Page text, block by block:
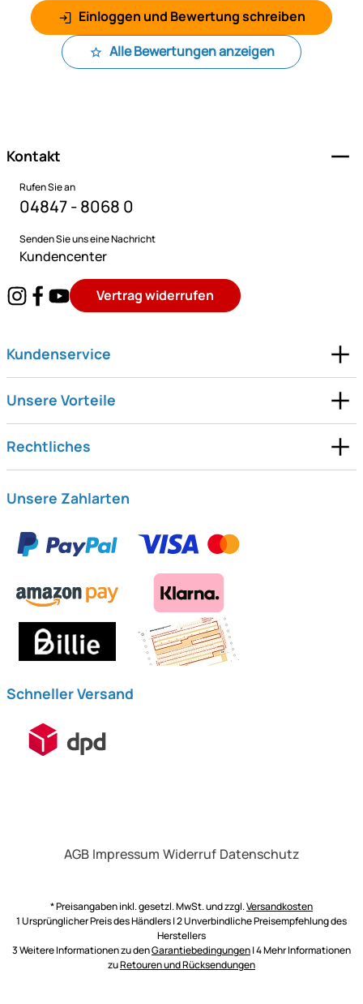
Einloggen und Bewertung schreiben
Alle Bewertungen anzeigen
Kontakt
Rufen Sie an
04847 - 8068 0
Senden Sie uns eine Nachricht
Kundencenter
Vertrag widerrufen
Kundenservice
Unsere Vorteile
Rechtliches
Unsere Zahlarten
Schneller Versand
AGB Impressum Widerruf Datenschutz
* Preisangaben inkl. gesetzl. MwSt. und zzgl.Versandkosten
1 Ursprünglicher Preis des Händlers | 2 Unverbindliche Preisempfehlung des
Herstellers
3 Weitere Informationen zu denGarantiebedingungen| 4 Mehr Informationen
zuRetouren und Rücksendungen